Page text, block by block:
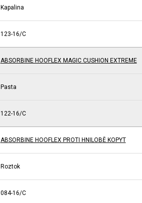
Kapalina
123-16/C
ABSORBINE HOOFLEX MAGIC CUSHION EXTREME
Pasta
122-16/C
ABSORBINE HOOFLEX PROTI HNILOBĚ KOPYT
Roztok
084-16/C